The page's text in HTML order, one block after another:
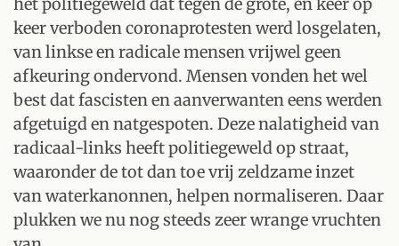
keer verboden coronaprotesten werd losgelaten,
van linkse en radicale mensen vrijwel geen
afkeuring ondervond. Mensen vonden het wel
best dat fascisten en aanverwanten eens werden
afgetuigd en natgespoten. Deze nalatigheid van
radicaal-links heeft politiegeweld op straat,
waaronder de tot dan toe vrij zeldzame inzet
van waterkanonnen, helpen normaliseren. Daar
plukken we nu nog steeds zeer wrange vruchten